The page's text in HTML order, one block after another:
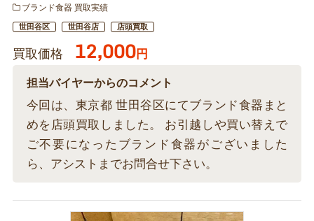
ブランド食器 買取実績
世田谷区 世田谷店 店頭買取
買取価格 12,000円
担当バイヤーからのコメント
今回は、東京都 世田谷区にてブランド食器まと
めを店頭買取しました。 お引越しや買い替えで
ご不要になったブランド食器がございました
ら、アシストまでお問合せ下さい。